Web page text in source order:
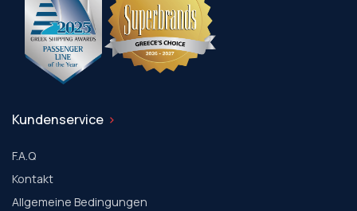
Kundenservice
F.A.Q
Kontakt
Allgemeine Bedingungen